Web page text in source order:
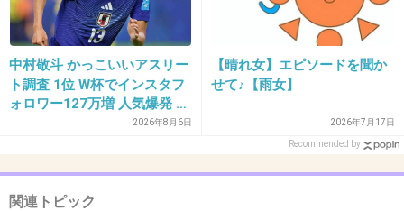
35. 匿名 2014/06/03(火) 17:04:20
女の子の気持ちを思うと、
酷すぎる。
中村敬斗 かっこいいアスリー
ト調査 1位 W杯でインスタフ
ォロワー127万増 人気爆発 …
2位 高橋藍 3位 大谷翔平2026年8月6日
【晴れ女】エピソードを聞か
せて♪【雨女】
2026年7月17日
Recommended by
関連トピック